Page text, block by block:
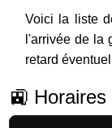
Voici la liste
l'arrivée de la
retard
🚉